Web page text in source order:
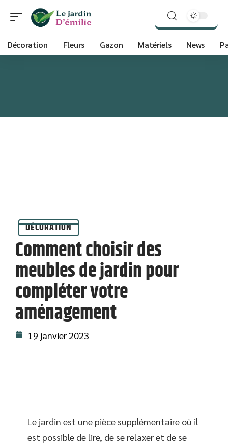
Décoration Fleurs Gazon Matériels News
DÉCORATION
Comment choisir des
meubles de jardin pour
compléter votre
aménagement
19 janvier 2023
Le jardin est une pièce supplémentaire où il
est possible de lire, de se relaxer et de se